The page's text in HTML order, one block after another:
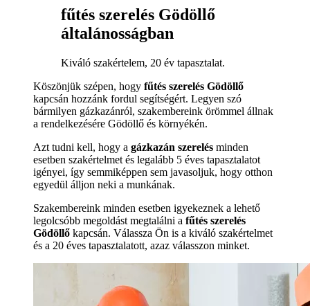
fűtés szerelés Gödöllő
általánosságban
Kiváló szakértelem, 20 év tapasztalat.
Köszönjük szépen, hogy fűtés szerelés Gödöllő
kapcsán hozzánk fordul segítségért. Legyen szó
bármilyen gázkazánról, szakembereink örömmel állnak
a rendelkezésére Gödöllő és környékén.
Azt tudni kell, hogy a gázkazán szerelés minden
esetben szakértelmet és legalább 5 éves tapasztalatot
igényei, így semmiképpen sem javasoljuk, hogy otthon
egyedül álljon neki a munkának.
Szakembereink minden esetben igyekeznek a lehető
legolcsóbb megoldást megtalálni a fűtés szerelés
Gödöllő kapcsán. Válassza Ön is a kiváló szakértelmet
és a 20 éves tapasztalatott, azaz válasszon minket.